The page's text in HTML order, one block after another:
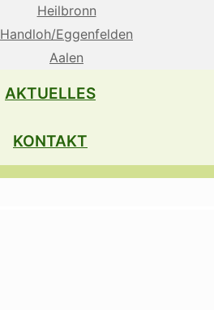
Heilbronn
Handloh/Eggenfelden
Aalen
AKTUELLES
KONTAKT